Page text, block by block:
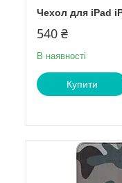
Чехол для iPad
540 ₴
В наявності
Купити